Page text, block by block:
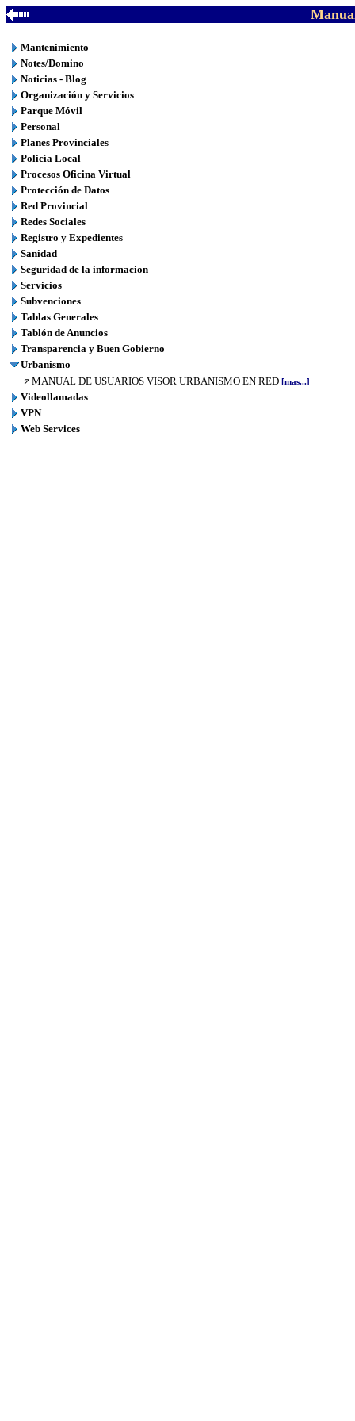
Mantenimiento
Notes/Domino
Noticias - Blog
Organización y Servicios
Parque Móvil
Personal
Planes Provinciales
Policía Local
Procesos Oficina Virtual
Protección de Datos
Red Provincial
Redes Sociales
Registro y Expedientes
Sanidad
Seguridad de la informacion
Servicios
Subvenciones
Tablas Generales
Tablón de Anuncios
Transparencia y Buen Gobierno
Urbanismo
MANUAL DE USUARIOS VISOR URBANISMO EN RED [mas...]
Videollamadas
VPN
Web Services